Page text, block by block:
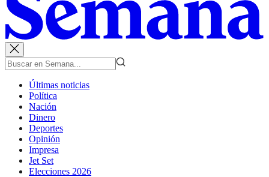
Últimas noticias
Política
Nación
Dinero
Deportes
Opinión
Impresa
Jet Set
Elecciones 2026